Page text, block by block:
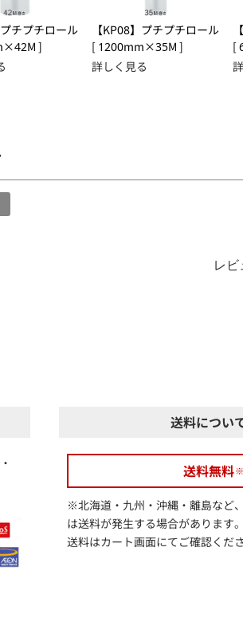
プチプチロール
]
【KP08】プチプチロール
[ 1200mm×35M ]
詳しく見る
[
レビ
・
送料につい
送料無料
※北海道・九州・沖縄・離島など
は送料が発生する場合があります。
送料はカート画面にてご確認くださ